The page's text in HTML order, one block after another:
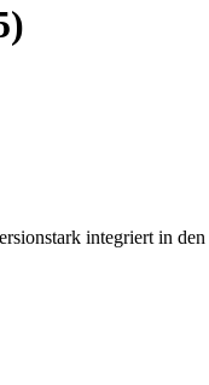
integriert in